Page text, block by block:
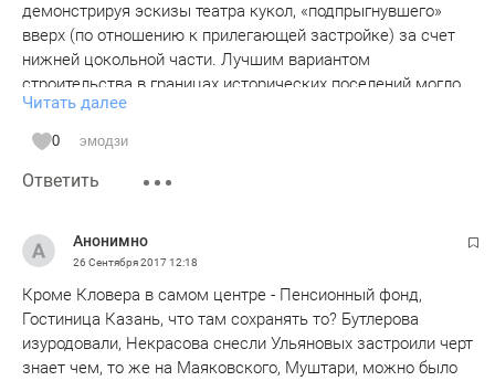
демонстрируя эскизы театра кукол, «подпрыгнувшего»
вверх (по отношению к прилегающей застройке) за счет
нижней цокольной части. Лучшим вариантом
строительства в границах исторических поселений могло
бы стать конкурсное проектирование, но добиться этого
чрезвычайно сложно, резюмировал он".
В этом эпизоде просто зияет пропасть цинизма
чиновничьего мышления. Театр кукол -это просто
которые буквально сели на "голову" окружающих "старых"
домов. Нарушены все гражданские и специальные права
интересы жителей близлежащих домов.
Читать далее
0 эмодзи
Ответить
Анонимно
26 Сентября 201712:18
Кроме Кловера в самом центре - Пенсионный фонд,
Гостиница Казань, что там сохранять то? Бутлерова
изуродовали, Некрасова снесли Ульяновых застроили черт
знает чем, то же на Маяковского, Муштари, можно было